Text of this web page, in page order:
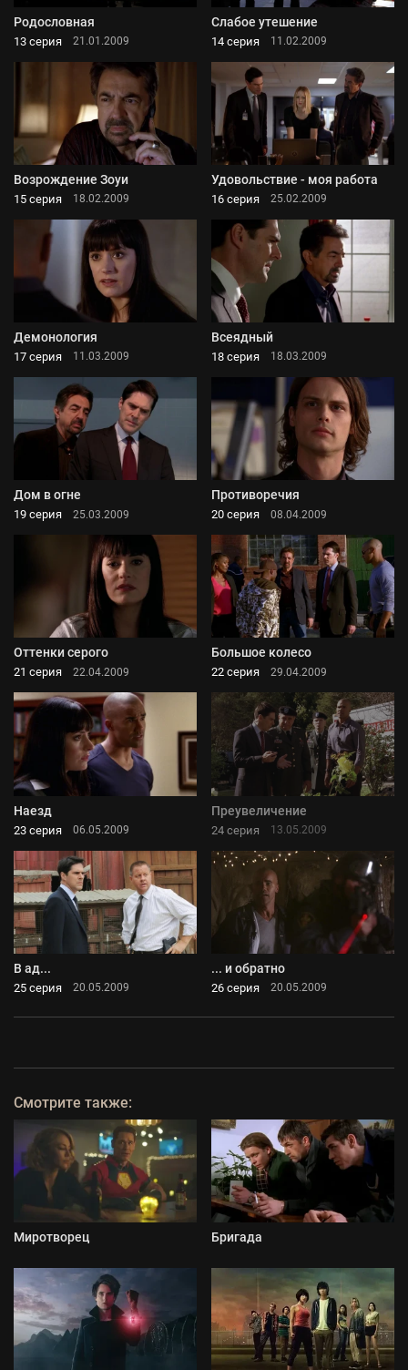
Родословная
13 серия 21.01.2009
Слабое утешение
14 серия 11.02.2009
Возрождение Зоуи
15 серия 18.02.2009
Удовольствие - моя работа
16 серия 25.02.2009
Демонология
17 серия 11.03.2009
Всеядный
18 серия 18.03.2009
Дом в огне
19 серия 25.03.2009
Противоречия
20 серия 08.04.2009
Оттенки серого
21 серия 22.04.2009
Большое колесо
22 серия 29.04.2009
Наезд
23 серия 06.05.2009
Преувеличение
24 серия 13.05.2009
В ад...
25 серия 20.05.2009
... и обратно
26 серия 20.05.2009
Смотрите также:
Миротворец Бригада